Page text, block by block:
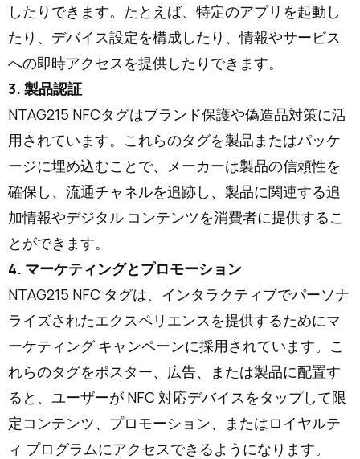
したりできます。たとえば、特定のアプリを起動し
たり、デバイス設定を構成したり、情報やサービス
への即時アクセスを提供したりできます。
3. 製品認証
NTAG215 NFCタグはブランド保護や偽造品対策に活
用されています。これらのタグを製品またはパッケ
ージに埋め込むことで、メーカーは製品の信頼性を
確保し、流通チャネルを追跡し、製品に関連する追
加情報やデジタル コンテンツを消費者に提供するこ
とができます。
4. マーケティングとプロモーション
NTAG215 NFC タグは、インタラクティブでパーソナ
ライズされたエクスペリエンスを提供するためにマ
ーケティング キャンペーンに採用されています。こ
れらのタグをポスター、広告、または製品に配置す
ると、ユーザーが NFC 対応デバイスをタップして限
定コンテンツ、プロモーション、またはロイヤルテ
ィ プログラムにアクセスできるようになります。